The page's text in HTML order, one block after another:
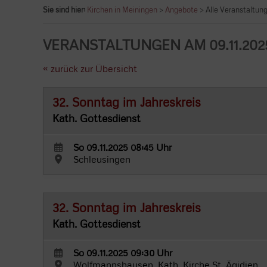
Sie sind hier: Kirchen in Meiningen > Angebote > Alle
VERANSTALTUNGEN AM
« zurück zur Übersicht
32. Sonntag im Jahreskreis
Kath. Gottesdienst
So 09.11.2025 08:45 Uhr
Schleusingen
32. Sonntag im Jahreskreis
Kath. Gottesdienst
So 09.11.2025 09:30 Uhr
Wolfmannshausen, Kath. Kirche St. Ägidien